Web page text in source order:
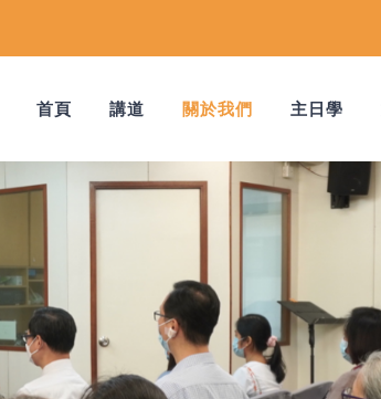
首頁 講道 關於我們 主日學